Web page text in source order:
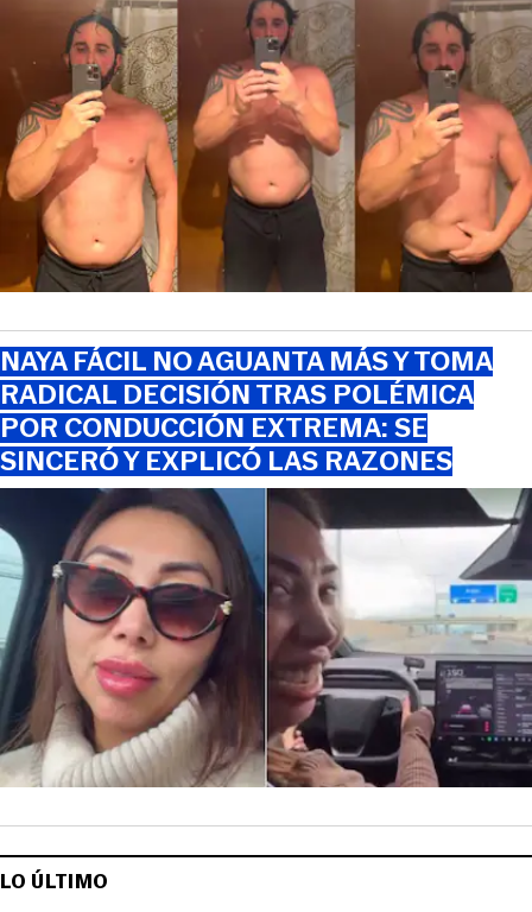
NAYA FÁCIL NO AGUANTA MÁS Y TOMA
RADICAL DECISIÓN TRAS POLÉMICA
POR CONDUCCIÓN EXTREMA: SE
SINCERÓ Y EXPLICÓ LAS RAZONES
LO ÚLTIMO